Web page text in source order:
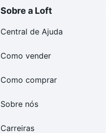
Sobre a Loft
Central de Ajuda
Como vender
Como comprar
Sobre nós
Carreiras